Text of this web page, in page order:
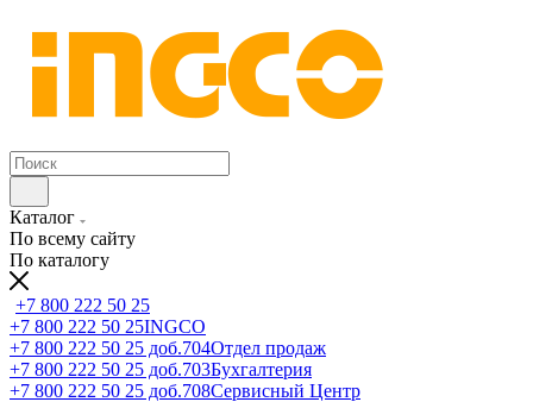
Каталог
По всему сайту
По каталогу
+7 800 222 50 25
+7 800 222 50 25INGCO
+7 800 222 50 25 доб.704Отдел продаж
+7 800 222 50 25 доб.703Бухгалтерия
+7 800 222 50 25 доб.708Сервисный Центр